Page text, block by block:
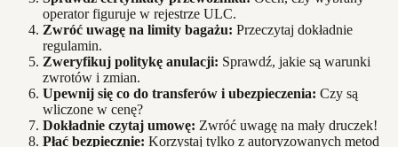
operator figuruje w rejestrze ULC.
Zwróć uwagę na limity bagażu: Przeczytaj dokładnie
regulamin.
Zweryfikuj politykę anulacji: Sprawdź, jakie są warunki
zwrotów i zmian.
Upewnij się co do transferów i ubezpieczenia: Czy są
wliczone w cenę?
Dokładnie czytaj umowę: Zwróć uwagę na mały druczek!
Płać bezpiecznie: Korzystaj tylko z autoryzowanych metod